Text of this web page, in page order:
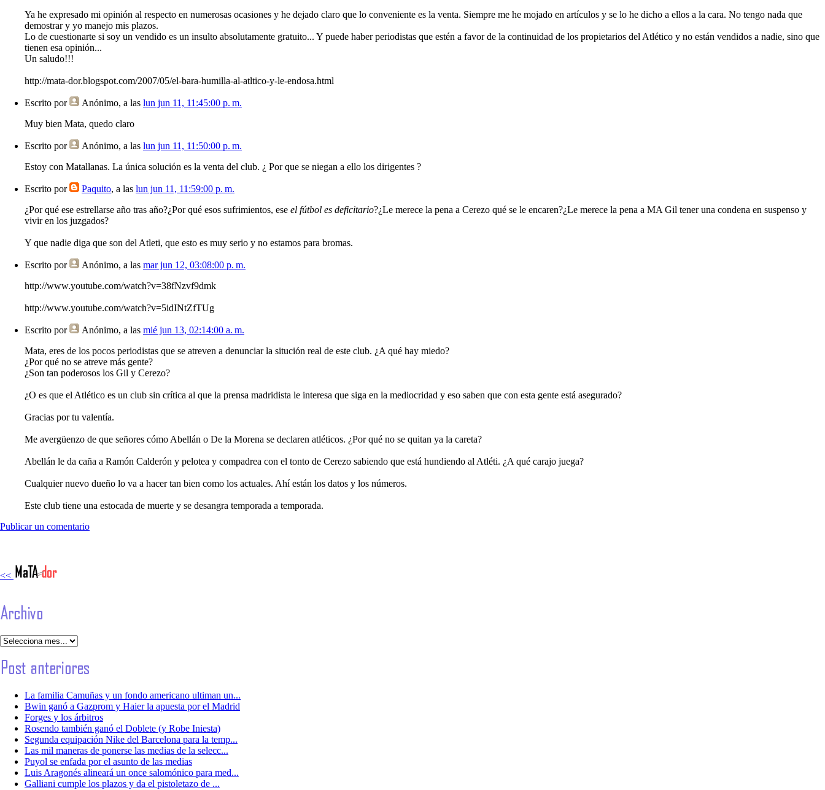
Ya he expresado mi opinión al respecto en numerosas ocasiones y he dejado claro que lo conveniente es la venta. Siempre me he mojado en artículos y se lo he dicho a ellos a la cara. No tengo nada que
demostrar y yo manejo mis plazos.
Lo de cuestionarte si soy un vendido es un insulto absolutamente gratuito... Y puede haber periodistas que estén a favor de la continuidad de los propietarios del Atlético y no están vendidos a nadie, sino que
tienen esa opinión...
Un saludo!!!
http://mata-dor.blogspot.com/2007/05/el-bara-humilla-al-atltico-y-le-endosa.html
Escrito por Anónimo, a las lun jun 11, 11:45:00 p. m.
Muy bien Mata, quedo claro
Escrito por Anónimo, a las lun jun 11, 11:50:00 p. m.
Estoy con Matallanas. La única solución es la venta del club. ¿ Por que se niegan a ello los dirigentes ?
Escrito por Paquito, a las lun jun 11, 11:59:00 p. m.
¿Por qué ese estrellarse año tras año?¿Por qué esos sufrimientos, ese el fútbol es deficitario?¿Le merece la pena a Cerezo qué se le encaren?¿Le merece la pena a MA Gil tener una condena en suspenso y
vivir en los juzgados?
Y que nadie diga que son del Atleti, que esto es muy serio y no estamos para bromas.
Escrito por Anónimo, a las mar jun 12, 03:08:00 p. m.
http://www.youtube.com/watch?v=38fNzvf9dmk
http://www.youtube.com/watch?v=5idINtZfTUg
Escrito por Anónimo, a las mié jun 13, 02:14:00 a. m.
Mata, eres de los pocos periodistas que se atreven a denunciar la situción real de este club. ¿A qué hay miedo?
¿Por qué no se atreve más gente?
¿Son tan poderosos los Gil y Cerezo?
¿O es que el Atlético es un club sin crítica al que la prensa madridista le interesa que siga en la mediocridad y eso saben que con esta gente está asegurado?
Gracias por tu valentía.
Me avergüenzo de que señores cómo Abellán o De la Morena se declaren atléticos. ¿Por qué no se quitan ya la careta?
Abellán le da caña a Ramón Calderón y pelotea y compadrea con el tonto de Cerezo sabiendo que está hundiendo al Atléti. ¿A qué carajo juega?
Cualquier nuevo dueño lo va a hacer tan bien como los actuales. Ahí están los datos y los números.
Este club tiene una estocada de muerte y se desangra temporada a temporada.
Publicar un comentario
<<
La familia Camuñas y un fondo americano ultiman un...
Bwin ganó a Gazprom y Haier la apuesta por el Madrid
Forges y los árbitros
Rosendo también ganó el Doblete (y Robe Iniesta)
Segunda equipación Nike del Barcelona para la temp...
Las mil maneras de ponerse las medias de la selecc...
Puyol se enfada por el asunto de las medias
Luis Aragonés alineará un once salomónico para med...
Galliani cumple los plazos y da el pistoletazo de ...